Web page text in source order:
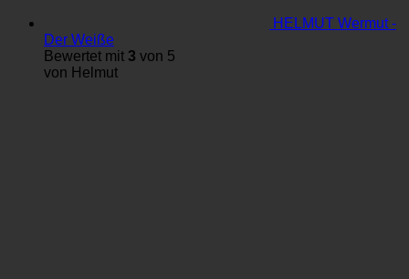
HELMUT Wermut -
Der Weiße
Bewertet mit 3 von 5
von Helmut